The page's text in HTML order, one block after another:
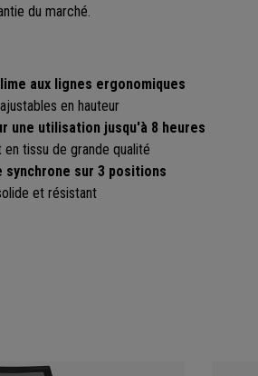
du marché.
aux lignes ergonomiques
en hauteur
une utilisation jusqu'à 8 heures
en tissu de grande qualité
synchrone sur 3 positions
et résistant